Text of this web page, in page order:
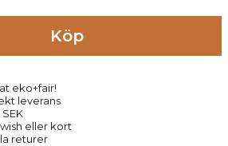
Köp
eko+fair!
leverans
eller kort
returer